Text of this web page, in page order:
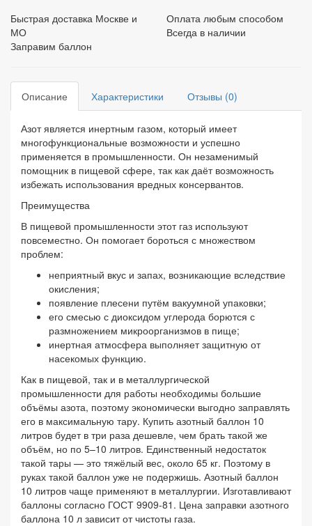
Быстрая доставка Москве и
МО
Оплата любым способом
Всегда в наличии
Заправим баллон
Описание Характеристики Отзывы (0)
Азот является инертным газом, который имеет
многофункциональные возможности и успешно
применяется в промышленности. Он незаменимый
помощник в пищевой сфере, так как даёт возможность
избежать использования вредных консервантов.
Преимущества
В пищевой промышленности этот газ используют
повсеместно. Он помогает бороться с множеством
проблем:
неприятный вкус и запах, возникающие вследствие
окисления;
появление плесени путём вакуумной упаковки;
его смесью с диоксидом углерода борются с
размножением микроорганизмов в пище;
инертная атмосфера выполняет защитную от
насекомых функцию.
Как в пищевой, так и в металлургической
промышленности для работы необходимы большие
объёмы азота, поэтому экономически выгодно заправлять
его в максимальную тару. Купить азотный баллон 10
литров будет в три раза дешевле, чем брать такой же
объём, но по 5–10 литров. Единственный недостаток
такой тары — это тяжёлый вес, около 65 кг. Поэтому в
руках такой баллон уже не подержишь. Азотный баллон
10 литров чаще применяют в металлургии. Изготавливают
баллоны согласно ГОСТ 9909-81. Цена заправки азотного
баллона 10 л зависит от чистоты газа.